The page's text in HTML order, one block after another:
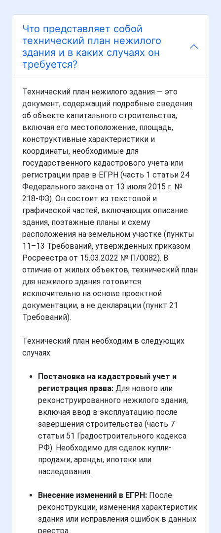
Что представляет собой
технический план нежилого
здания и в каких случаях он
требуется?
Технический план нежилого здания — это
документ, содержащий подробные сведения
об объекте капитального строительства,
включая его местоположение, площадь,
конструктивные характеристики и
координаты, необходимые для
государственного кадастрового учета или
регистрации прав в ЕГРН (часть 1 статьи 24
Федерального закона от 13 июля 2015 г. №
218-ФЗ). Он состоит из текстовой и
графической частей, включающих описание
здания, поэтажные планы и схему
расположения на земельном участке (пункты
11–13 Требований, утвержденных приказом
Росреестра от 15.03.2022 № П/0082). В
отличие от жилых объектов, технический план
для нежилого здания готовится
исключительно на основе проектной
документации, а не декларации (пункт 21
Требований).
Технический план необходим в следующих
случаях:
Постановка на кадастровый учет и
регистрация права: Для нового или
реконструированного нежилого здания,
включая ввод в эксплуатацию после
завершения строительства (часть 7
статьи 51 Градостроительного кодекса
РФ). Необходимо для сделок купли-
продажи, аренды, ипотеки или
наследования.
Внесение изменений в ЕГРН: После
реконструкции, изменения характеристик
здания или исправления ошибок в данных
реестра.